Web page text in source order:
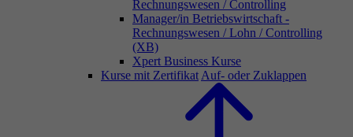
Rechnungswesen / Controlling
Manager/in Betriebswirtschaft -
Rechnungswesen / Lohn / Controlling
(XB)
Xpert Business Kurse
Kurse mit Zertifikat Auf- oder Zuklappen